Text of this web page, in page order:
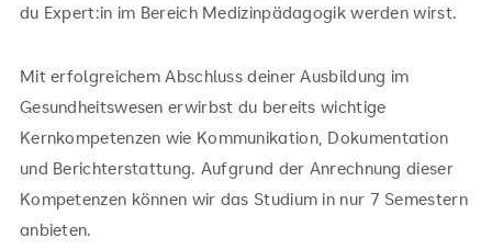
du Expert:in im Bereich Medizinpädagogik werden wirst.
Mit erfolgreichem Abschluss deiner Ausbildung im
Gesundheitswesen erwirbst du bereits wichtige
Kernkompetenzen wie Kommunikation, Dokumentation
und Berichterstattung. Aufgrund der Anrechnung dieser
Kompetenzen können wir das Studium in nur 7 Semestern
anbieten.